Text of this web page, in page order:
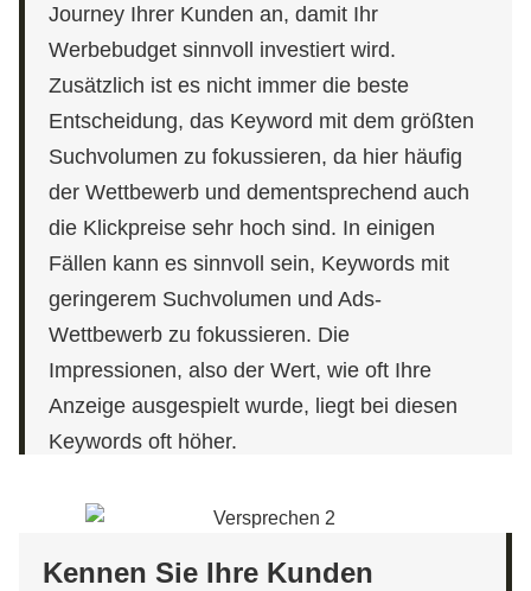
Journey Ihrer Kunden an, damit Ihr
Werbebudget sinnvoll investiert wird.
Zusätzlich ist es nicht immer die beste
Entscheidung, das Keyword mit dem größten
Suchvolumen zu fokussieren, da hier häufig
der Wettbewerb und dementsprechend auch
die Klickpreise sehr hoch sind. In einigen
Fällen kann es sinnvoll sein, Keywords mit
geringerem Suchvolumen und Ads-
Wettbewerb zu fokussieren. Die
Impressionen, also der Wert, wie oft Ihre
Anzeige ausgespielt wurde, liegt bei diesen
Keywords oft höher.
Kennen Sie Ihre Kunden